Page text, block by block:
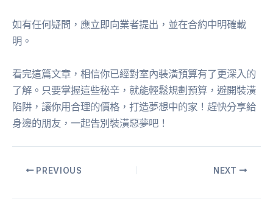
如有任何疑問，應立即向業者提出，並在合約中明確載
明。
看完這篇文章，相信你已經對室內裝潢預算有了更深入的
了解。只要掌握這些秘辛，就能輕鬆規劃預算，避開裝潢
陷阱，讓你用合理的價格，打造夢想中的家！趕快分享給
身邊的朋友，一起告別裝潢惡夢吧！
PREVIOUS NEXT